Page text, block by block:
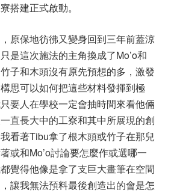
搭建正式啟動。
原保地彷彿又變身回到三年前蓋涼
是這次施法的主角換成了Mo’o和
子和木頭沒有原先預想的多，激發
思可以如何把這些材料發揮到極
要人在學校一定會抽時間來看他倆
直長大中的工寮和其中所展現的創
看著Tibu拿了根木頭或竹子在那兒
或和Mo’o討論要怎麼作或選哪一
覺得他像是拿了支巨大畫筆在空間
讓我無法預料最後創造出的會是怎